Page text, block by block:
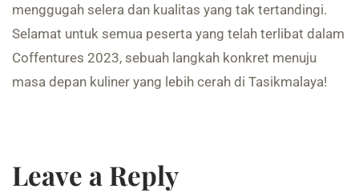
menggugah selera dan kualitas yang tak tertandingi.
Selamat untuk semua peserta yang telah terlibat dalam
Coffentures 2023, sebuah langkah konkret menuju
masa depan kuliner yang lebih cerah di Tasikmalaya!
Leave a Reply